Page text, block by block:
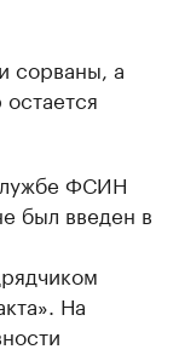
сорваны, а
ФСИН
был введен в
На